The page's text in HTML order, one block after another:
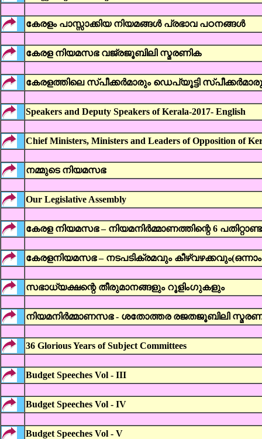
കേരളം പാസ്സാക്കിയ നിയമങ്ങൾ പ്രഭാവ പഠനങ്ങൾ
കേരള നിയമസഭ വജ്രജൂബിലി സ്മരണിക
കേരളത്തിലെ സ്പീക്കര്‍മാരും ഡെപ്യൂട്ടി
Speakers and Deputy Speakers of Kerala-2017- English
Chief Ministers, Ministers and Leaders of Opposition of
നമ്മുടെ നിയമസഭ
Our Legislative Assembly
കേരള നിയമസഭ – നിയമനിര്‍മ്മാണത്തിന്റെ 6
കേരളനിയമസഭ – നടപടിക്രമവും കീഴ്‌വഴക്കവും(ഒന്നാം
സഭാധ്യക്ഷന്റെ തീരുമാനങ്ങളും റൂളിംഗുകളും
നിയമനിര്‍മ്മാണസഭ ‌- ശതോത്തര രജതജൂബിലി
36 Glorious Years of Subject Committees
Budget Speeches Vol - III
Budget Speeches Vol - IV
Budget Speeches Vol - V